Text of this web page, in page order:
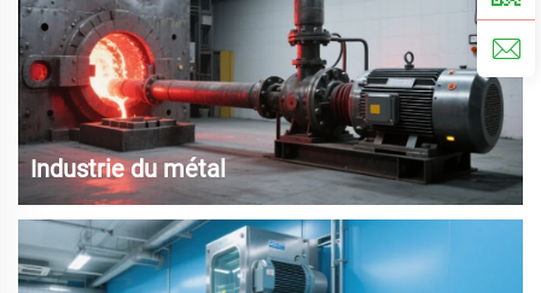
Industrie du métal
cornichon dans le filage et le laminage ; Dégraissage et cornichon
avant peinture automobile ; Production d'oxyde de titane, d'éléments